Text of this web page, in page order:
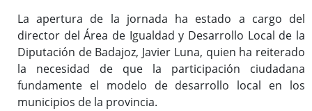
La apertura de la jornada ha estado a cargo del
director del Área de Igualdad y Desarrollo Local de la
Diputación de Badajoz, Javier Luna, quien ha reiterado
la necesidad de que la participación ciudadana
fundamente el modelo de desarrollo local en los
municipios de la provincia.